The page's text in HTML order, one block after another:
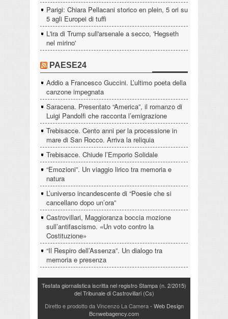
Parigi: Chiara Pellacani storico en plein, 5 ori su
5 agli Europei di tuffi
L'ira di Trump sull'arsenale a secco, 'Hegseth
nel mirino'
PAESE24
Addio a Francesco Guccini. L’ultimo poeta della
canzone impegnata
Saracena. Presentato “America”, il romanzo di
Luigi Pandolfi che racconta l’emigrazione
Trebisacce. Cento anni per la processione in
mare di San Rocco. Arriva la reliquia
Trebisacce. Chiude l’Emporio Solidale
“Emozioni”. Un viaggio lirico tra memoria e
natura
L’universo incandescente di “Poesie che si
cancellano dopo un’ora”
Castrovillari, Maggioranza boccia mozione
sull’antifascismo. «Un voto contro la
Costituzione»
“Il Respiro dell’Assenza”. Un dialogo tra
memoria e presenza
Testata giornalistica iscritta nel registro Stampa (n. 2/2015)
del Tribunale di Castrovillari (Cs)
Diretto e prodotto da Vincenzo La Camera- Web Design
Bcnwebagency.com